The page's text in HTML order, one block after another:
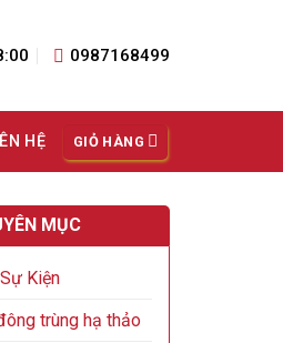
0987168499
HỆ GIỎ HÀNG
MỤC
Kiện
trùng hạ thảo